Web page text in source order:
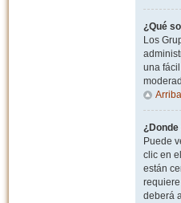
¿Qué
Los
una
Arriba
Puede
clic en
están
deberá